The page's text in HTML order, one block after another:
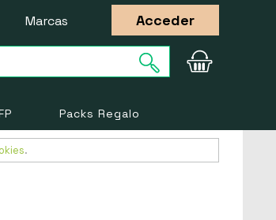
Marcas Acceder
Packs Regalo
.